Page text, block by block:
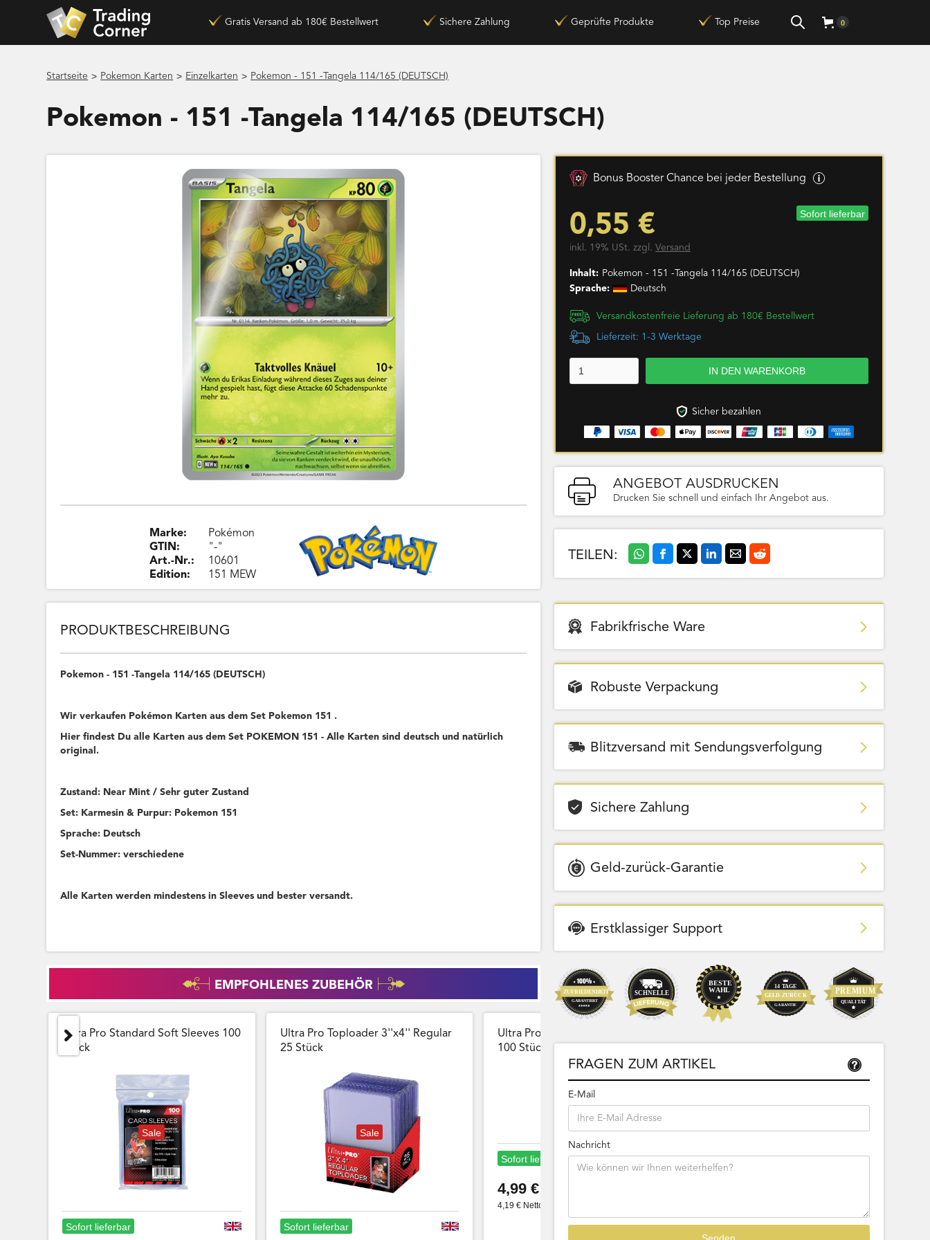
Gratis Versand ab 180€ Bestellwert Sichere Zahlung Geprüfte Produkte Top Preise 0
Startseite > Pokemon Karten > Einzelkarten > Pokemon - 151 -Tangela 114/165 (DEUTSCH)
Pokemon - 151 -Tangela 114/165 (DEUTSCH)
Marke:
GTIN:
Art.-Nr.:
Edition:
Pokémon
"-"
10601
151 MEW
Bonus Booster Chance bei jeder Bestellung
0,55 € Sofort lieferbar
inkl. 19% USt. zzgl. Versand
Inhalt: Pokemon - 151 -Tangela 114/165 (DEUTSCH)
Sprache:
Deutsch
Versandkostenfreie Lieferung ab 180€ Bestellwert
Lieferzeit: 1-3 Werktage
Sicher bezahlen
ANGEBOT AUSDRUCKEN
Drucken Sie schnell und einfach Ihr Angebot aus.
TEILEN:
PRODUKTBESCHREIBUNG
Pokemon - 151 -Tangela 114/165 (DEUTSCH)
Wir verkaufen Pokémon Karten aus dem Set Pokemon 151 .
Hier findest Du alle Karten aus dem Set POKEMON 151 - Alle Karten sind deutsch und natürlich
original.
Zustand: Near Mint / Sehr guter Zustand
Set: Karmesin & Purpur: Pokemon 151
Sprache: Deutsch
Set-Nummer: verschiedene
Alle Karten werden mindestens in Sleeves und bester versandt.
EMPFOHLENES ZUBEHÖR
Ultra Pro Standard Soft Sleeves 100
Stück
Sale
Sofort lieferbar
Ultra Pro Toploader 3''x4'' Regular
25 Stück
Sale
Sofort lieferbar
Ultra Pro Card Sleeves Team Bags
100 Stück Wiederverschließbar
Sofort lieferbar
4,99 €
4,19 € Netto
Bestseller
Sofort lieferbar
Fabrikfrische Ware
Robuste Verpackung
Blitzversand mit Sendungsverfolgung
Sichere Zahlung
Geld-zurück-Garantie
Erstklassiger Support
FRAGEN ZUM ARTIKEL
E-Mail
Nachricht